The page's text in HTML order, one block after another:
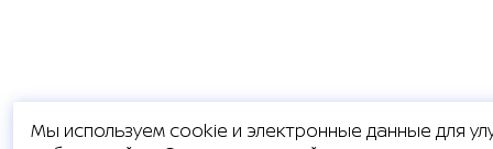
Мы используем cookie и электронные данные для